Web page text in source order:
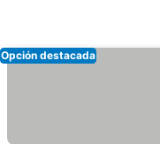
Opción destacada